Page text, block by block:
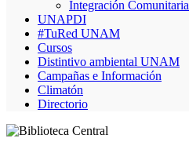
Integración Comunitaria
UNAPDI
#TuRed UNAM
Cursos
Distintivo ambiental UNAM
Campañas e Información
Climatón
Directorio